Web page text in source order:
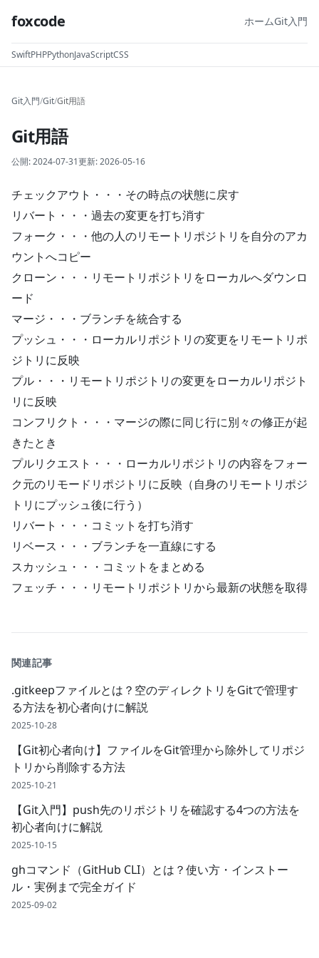
foxcode ホームGit入門
SwiftPHPPythonJavaScriptCSS
Git入門/Git/Git用語
Git用語
公開:2024-07-31更新:2026-05-16
チェックアウト・・・その時点の状態に戻す
リバート・・・過去の変更を打ち消す
フォーク・・・他の人のリモートリポジトリを自分のアカ
ウントへコピー
クローン・・・リモートリポジトリをローカルへダウンロ
ード
マージ・・・ブランチを統合する
プッシュ・・・ローカルリポジトリの変更をリモートリポ
ジトリに反映
プル・・・リモートリポジトリの変更をローカルリポジト
リに反映
コンフリクト・・・マージの際に同じ行に別々の修正が起
きたとき
プルリクエスト・・・ローカルリポジトリの内容をフォー
ク元のリモードリポジトリに反映（自身のリモートリポジ
トリにプッシュ後に行う）
リバート・・・コミットを打ち消す
リベース・・・ブランチを一直線にする
スカッシュ・・・コミットをまとめる
フェッチ・・・リモートリポジトリから最新の状態を取得
関連記事
.gitkeepファイルとは？空のディレクトリをGitで管理す
る方法を初心者向けに解説
2025-10-28
【Git初心者向け】ファイルをGit管理から除外してリポジ
トリから削除する方法
2025-10-21
【Git入門】push先のリポジトリを確認する4つの方法を
初心者向けに解説
2025-10-15
ghコマンド（GitHub CLI）とは？使い方・インストー
ル・実例まで完全ガイド
2025-09-02